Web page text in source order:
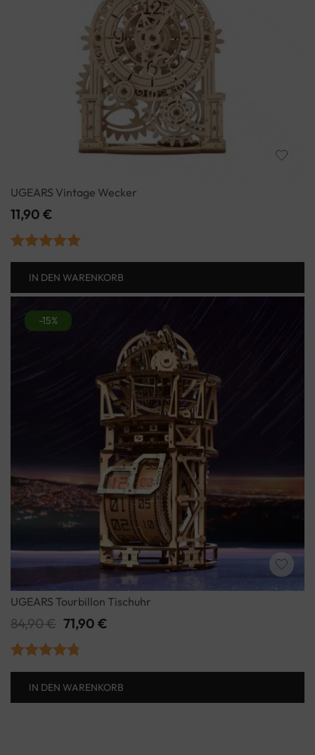
UGEARS Vintage Wecker
11,90 €
Bewertet mit
5.00von 5
IN DEN WARENKORB
-15%
UGEARS Tourbillon Tischuhr
84,90€ 71,90 €
Bewertet
mit4.75
IN DEN WARENKORB